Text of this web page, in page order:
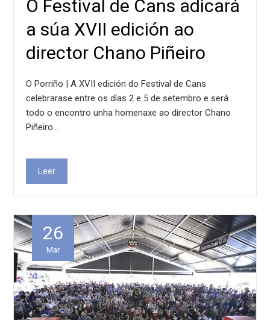
O Festival de Cans adicará
a súa XVII edición ao
director Chano Piñeiro
O Porriño | A XVII edición do Festival de Cans
celebrarase entre os días 2 e 5 de setembro e será
todo o encontro unha homenaxe ao director Chano
Piñeiro…
Leer
26
Mar